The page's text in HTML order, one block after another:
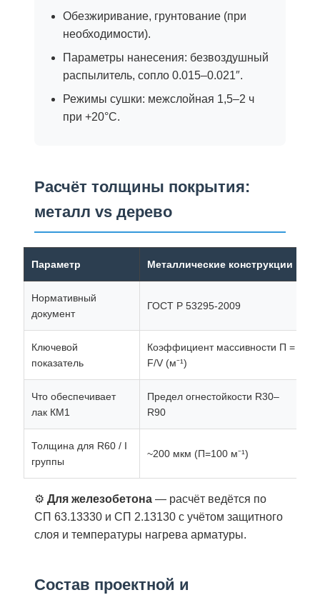
Обезжиривание, грунтование (при
необходимости).
Параметры нанесения: безвоздушный
распылитель, сопло 0.015–0.021″.
Режимы сушки: межслойная 1,5–2 ч
при +20°C.
Расчёт толщины покрытия:
металл vs дерево
Параметр Металлические конструкции
Нормативный
документ
ГОСТ Р 53295-2009
Ключевой
показатель
Коэффициент массивности Π =
F/V (м⁻¹)
Что обеспечивает
лак КМ1
Предел огнестойкости R30–
R90
Толщина для R60 / I
группы
~200 мкм (Π=100 м⁻¹)
⚙️ Для железобетона — расчёт ведётся по
СП 63.13330 и СП 2.13130 с учётом защитного
слоя и температуры нагрева арматуры.
Состав проектной и